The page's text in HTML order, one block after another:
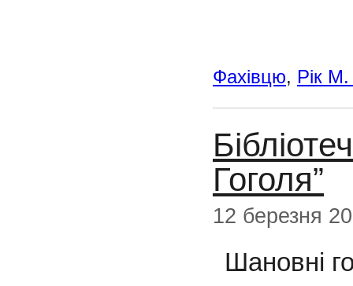
Фахівцю, Рік М.
Гоголя”
12 березня
Шановні